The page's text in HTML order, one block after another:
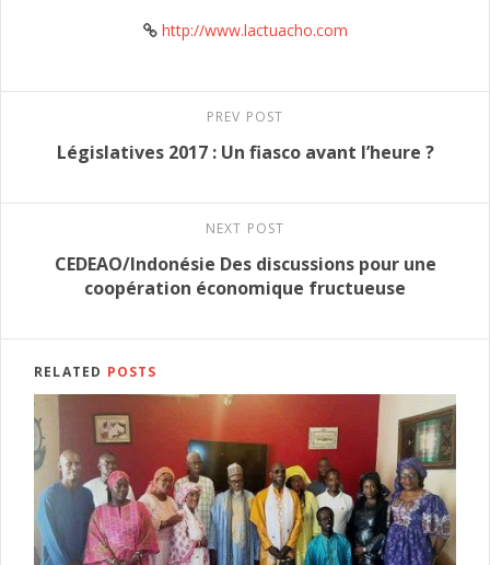
http://www.lactuacho.com
PREV POST
Législatives 2017 : Un fiasco avant l’heure ?
NEXT POST
CEDEAO/Indonésie Des discussions pour une
coopération économique fructueuse
RELATED POSTS